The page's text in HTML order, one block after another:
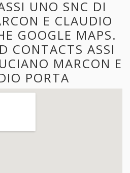
UNO SNC DI
E CLAUDIO
GOOGLE MAPS.
CONTACTS ASSI
MARCON E
PORTA